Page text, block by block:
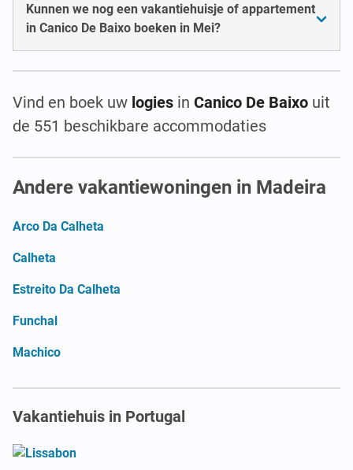
Kunnen we nog een vakantiehuisje of appartement
in Canico De Baixo boeken in Mei?
Vind en boek uw logies in Canico De Baixo uit
de 551 beschikbare accommodaties
Andere vakantiewoningen in Madeira
Arco Da Calheta
Calheta
Estreito Da Calheta
Funchal
Machico
Vakantiehuis in Portugal